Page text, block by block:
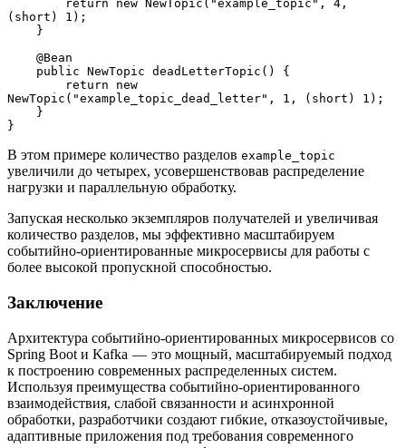
(short) 1);
    }
    @Bean
    public NewTopic deadLetterTopic() {
NewTopic("example_topic_dead_letter", 1, (short) 1);
    }
}
В этом примере количество разделов example_topic
увеличили до четырех, усовершенствовав распределение
нагрузки и параллельную обработку.
Запуская несколько экземпляров получателей и увеличивая
количество разделов, мы эффективно масштабируем
событийно-ориентированные микросервисы для работы с
более высокой пропускной способностью.
Заключение
Архитектура событийно-ориентированных микросервисов со
Spring Boot и Kafka — это мощный, масштабируемый подход
к построению современных распределенных систем.
Используя преимущества событийно-ориентированного
взаимодействия, слабой связанности и асинхронной
обработки, разработчики создают гибкие, отказоустойчивые,
адаптивные приложения под требования современного